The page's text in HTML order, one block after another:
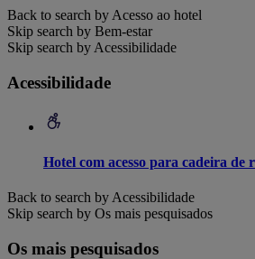
Back to search by Acesso ao hotel
Skip search by Bem-estar
Skip search by Acessibilidade
Acessibilidade
Hotel com acesso para cadeira de
Back to search by Acessibilidade
Skip search by Os mais pesquisados
Os mais pesquisados